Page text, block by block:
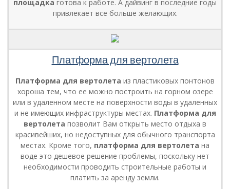
площадка готова к работе. А дайвинг в последние годы
привлекает все больше желающих.
Платформа для вертолета
Платформа для вертолета из пластиковых понтонов
хороша тем, что ее можно построить на горном озере
или в удаленном месте на поверхности воды в удаленных
и не имеющих инфраструктуры местах. Платформа для
вертолета позволит Вам открыть место отдыха в
красивейших, но недоступных для обычного транспорта
местах. Кроме того, платформа для вертолета на
воде это дешевое решение проблемы, поскольку нет
необходимости проводить строительные работы и
платить за аренду земли.